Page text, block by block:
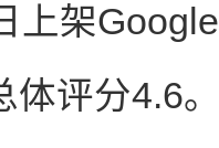
上架
体评分4.6